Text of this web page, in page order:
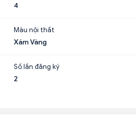
4
Màu nội thất
Xám Vàng
Số lần đăng ký
2